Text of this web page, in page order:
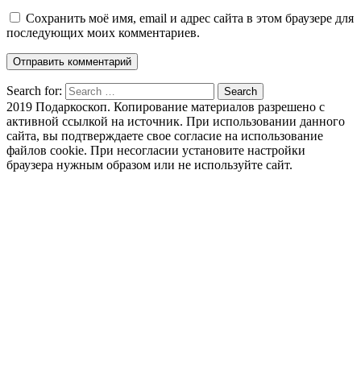
Сохранить моё имя, email и адрес сайта в этом браузере для
последующих моих комментариев.
Search for: Search
2019 Подаркоскоп. Копирование материалов разрешено с
активной ссылкой на источник. При использовании данного
сайта, вы подтверждаете свое согласие на использование
файлов cookie. При несогласии установите настройки
браузера нужным образом или не используйте сайт.